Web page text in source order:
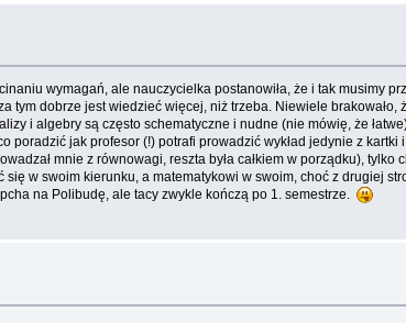
wymagań, ale nauczycielka postanowiła, że i tak musimy
tym dobrze jest wiedzieć więcej, niż trzeba. Niewiele
i algebry są często schematyczne i nudne (nie mówię, że
poradzić jak profesor (!) potrafi prowadzić wykład jedynie z
mnie z równowagi, reszta była całkiem w porządku),
w swoim kierunku, a matematykowi w swoim, choć z drugiej
na Polibudę, ale tacy zwykle kończą po 1. semestrze.